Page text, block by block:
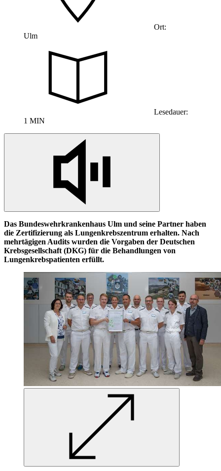
Ort:
Ulm
Lesedauer:
1 MIN
Das Bundeswehrkrankenhaus Ulm und seine Partner haben
die Zertifizierung als Lungenkrebszentrum erhalten. Nach
mehrtägigen Audits wurden die Vorgaben der Deutschen
Krebsgesellschaft (DKG) für die Behandlungen von
Lungenkrebspatienten erfüllt.